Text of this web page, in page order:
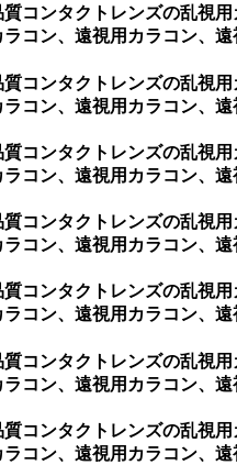
コンタクトレンズの乱視
ラコン、遠視用カラコン、
コンタクトレンズの乱視
ラコン、遠視用カラコン、
コンタクトレンズの乱視
コン、遠視用カラコン、
コンタクトレンズの乱視
コン、遠視用カラコン、
コンタクトレンズの乱視
コン、遠視用カラコン、
コンタクトレンズの乱視
コン、遠視用カラコン、
コンタクトレンズの乱視
コン、遠視用カラコン、